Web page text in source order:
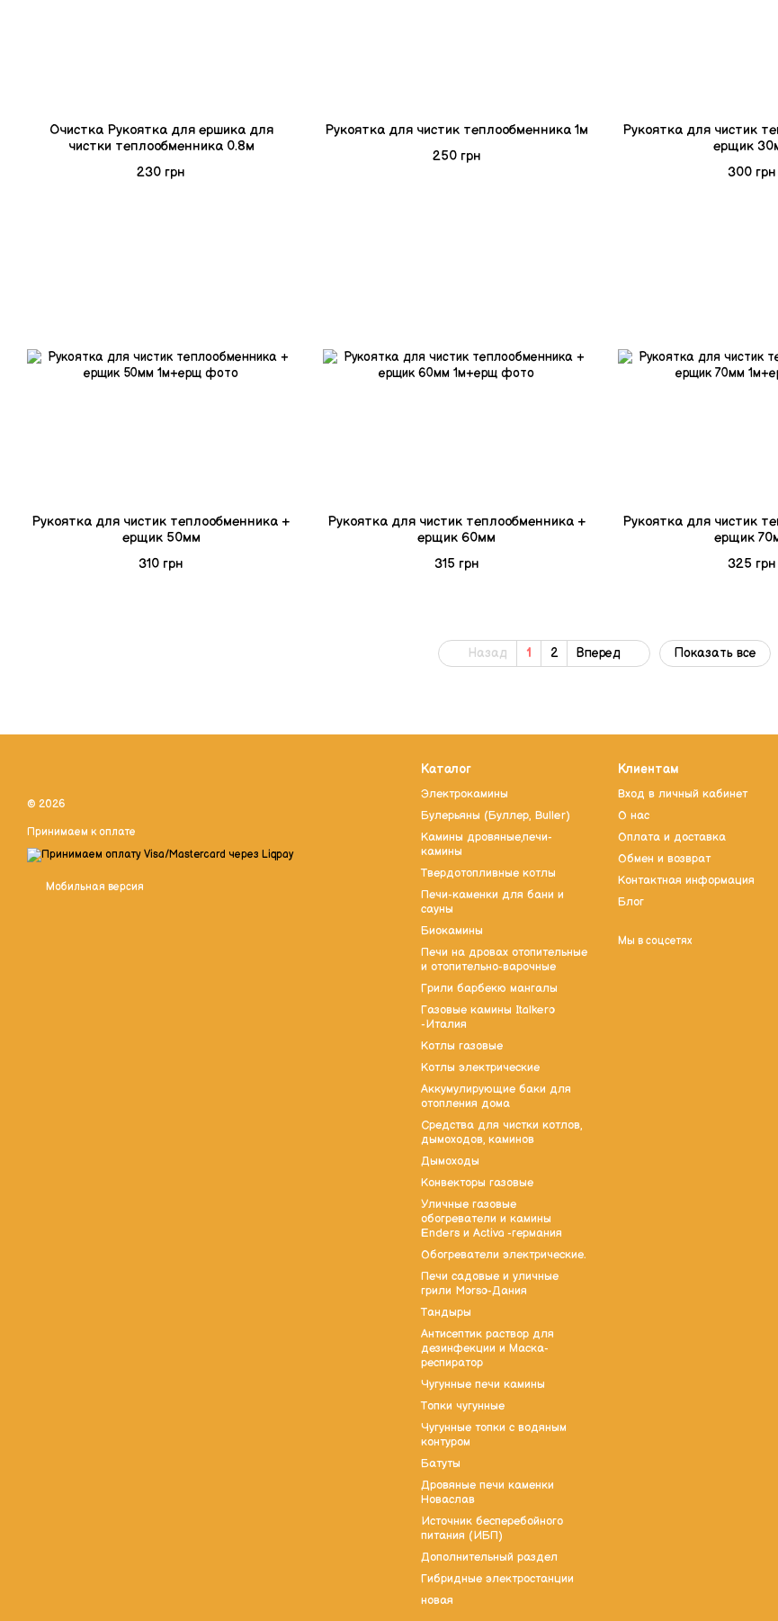
Очистка Рукоятка для ершика для
чистки теплообменника 0.8м
230 грн
Рукоятка для чистик теплообменника 1м
250 грн
Рукоятка для чистик
ерщик
300 грн
Рукоятка для чистик теплообменника +
ерщик 50мм
310 грн
Рукоятка для чистик теплообменника +
ерщик 60мм
315 грн
Рукоятка для чистик
ерщик
325 грн
Назад 1 2 Вперед Показать все
© 2026
Принимаем к оплате
Мобильная версия
Каталог
Электрокамины
Булерьяны (Буллер, Buller)
Камины дровяные,печи-
камины
Твердотопливные котлы
Печи-каменки для бани и
сауны
Биокамины
Печи на дровах отопительные
и отопительно-варочные
Грили барбекю мангалы
Газовые камины Italkero
-Италия
Котлы газовые
Котлы электрические
Аккумулирующие баки для
отопления дома
Средства для чистки котлов,
дымоходов, каминов
Дымоходы
Конвекторы газовые
Уличные газовые
обогреватели и камины
Enders и Activa -германия
Обогреватели электрические.
Печи садовые и уличные
грили Morso-Дания
Тандыры
Антисептик раствор для
дезинфекции и Маска-
респиратор
Чугунные печи камины
Топки чугунные
Чугунные топки с водяным
контуром
Батуты
Дровяные печи каменки
Новаслав
Источник бесперебойного
питания (ИБП)
Дополнительный раздел
Гибридные электростанции
новая
Клиентам
Вход в личный кабинет
О нас
Оплата и доставка
Обмен и возврат
Контактная информация
Блог
Мы в соцсетях